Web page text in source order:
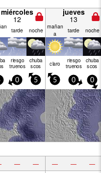
miércoles
12
jueves
13
tarde noche mañan
a
tarde noche
riesgo
truenos
chuba
scos claro riesgo
truenos
chuba
scos
0 5 5 0 0
— — — — —